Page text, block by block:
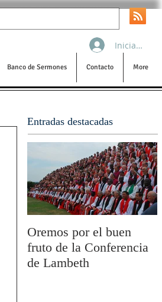
Banco de Sermones Contacto More
Iniciar sesión
Entradas destacadas
Oremos por el buen
fruto de la Conferencia
de Lambeth